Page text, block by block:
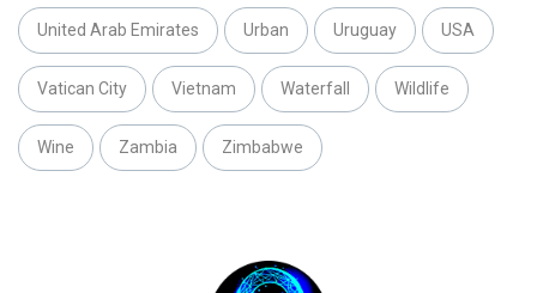
United Arab Emirates Urban Uruguay USA
Vatican City Vietnam Waterfall Wildlife
Wine Zambia Zimbabwe